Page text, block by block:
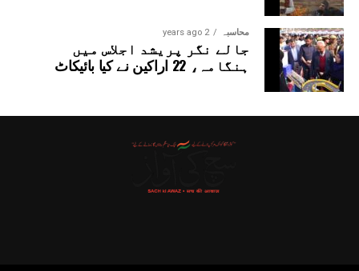
محاسبہ 2 years ago
جالے نگر پریشد اجلاس میں
ہنگامہ، 22 اراکین نے کیا بائیکاٹ